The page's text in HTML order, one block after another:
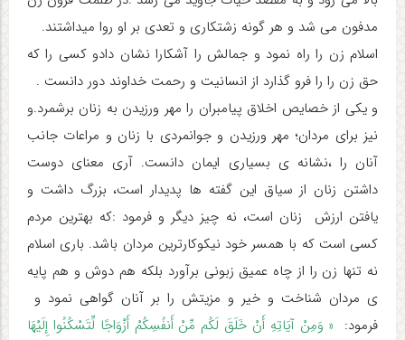
مدفون می شد و هر گونه زشتکاری و تعدی بر او روا میداشتند.
اسلام زن را راه نمود و جمالش را آشکارا نشان دادو کسی را که
حق زن را را فرو گذارد از انسانیت و رحمت خداوند دور دانست .
و یکی از خصایص اخلاق پیامبران را مهر ورزیدن به زنان برشمرد.و
نیز برای مردان؛ مهر ورزیدن و جوانمردی با زنان و مراعات جانب
آنان را ،نشانه ی بسیاری ایمان دانست. آری معنای دوست
داشتن زنان از سیاق این گفته ها پدیدار است، بزرگ داشت و
یافتن ارزش زنان است، نه چیز دیگر و فرمود :که بهترین مردم
کسی است که با همسر خود نیکوکارترین مردان باشد. باری اسلام
نه تنها زن را از چاه عمیق زبونی برآورد بلکه هم دوش و هم پایه
ی مردان شناخت و خیر و مزیتش را بر آنان گواهی نمود و
فرمود: « وَمِنْ آیَاتِهِ أَنْ خَلَقَ لَکُم مِّنْ أَنفُسِکُمْ أَزْوَاجًا لِّتَسْکُنُوا إِلَیْهَا